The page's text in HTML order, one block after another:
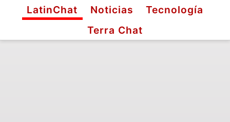
LatinChat
Noticias
Tecnología
Terra Chat